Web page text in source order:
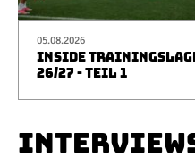
05.08.2026
INSIDE
26/27 - TEIL 1